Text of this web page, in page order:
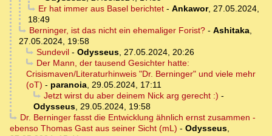
Er hat immer aus Basel berichtet- Ankawor, 27.05.2024,
18:49
Berninger, ist das nicht ein ehemaliger Forist?- Ashitaka,
27.05.2024, 19:58
Sundevil- Odysseus, 27.05.2024, 20:26
Der Mann, der tausend Gesichter hatte:
Crisismaven/Literaturhinweis "Dr. Berninger" und viele mehr
(oT) - paranoia, 29.05.2024, 17:11
Jetzt wirst du aber deinem Nick arg gerecht :) -
Odysseus, 29.05.2024, 19:58
Dr. Berninger fasst die Entwicklung ähnlich ernst zusammen -
ebenso Thomas Gast aus seiner Sicht (mL) - Odysseus,